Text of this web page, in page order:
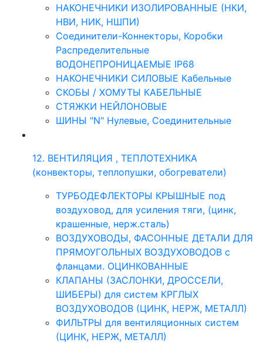
НАКОНЕЧНИКИ ИЗОЛИРОВАННЫЕ (НКИ,
НВИ, НИК, НШПИ)
Соединители-Коннекторы, Коробки
Распределительные
ВОДОНЕПРОНИЦАЕМЫЕ IP68
НАКОНЕЧНИКИ СИЛОВЫЕ Кабельные
СКОБЫ / ХОМУТЫ КАБЕЛЬНЫЕ
СТЯЖКИ НЕЙЛОНОВЫЕ
ШИНЫ "N" Нулевые, Соединительные
12. ВЕНТИЛЯЦИЯ , ТЕПЛОТЕХНИКА
(конвекторы, теплопушки, обогреватели)
ТУРБОДЕФЛЕКТОРЫ КРЫШНЫЕ под
воздуховод, для усиления тяги, (цинк,
крашенные, нерж.сталь)
ВОЗДУХОВОДЫ, ФАСОННЫЕ ДЕТАЛИ ДЛЯ
ПРЯМОУГОЛЬНЫХ ВОЗДУХОВОДОВ с
фланцами. ОЦИНКОВАННЫЕ
КЛАПАНЫ (ЗАСЛОНКИ, ДРОССЕЛИ,
ШИБЕРЫ) для систем КРГЛЫХ
ВОЗДУХОВОДОВ (ЦИНК, НЕРЖ, МЕТАЛЛ)
ФИЛЬТРЫ для вентиляционных систем
(ЦИНК, НЕРЖ, МЕТАЛЛ)